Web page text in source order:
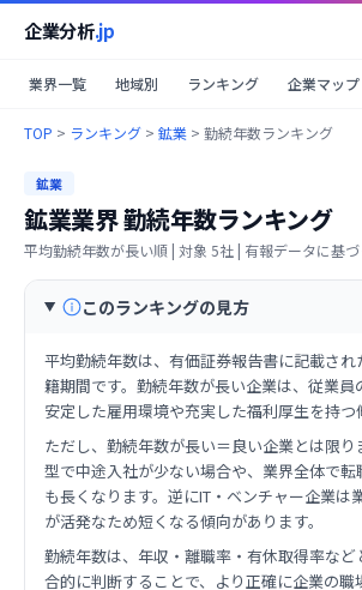
企業分析.jp
業界一覧 地域別 ランキング 企業マップ
TOP > ランキング > 鉱業 > 勤続年数ランキング
鉱業
鉱業業界勤続年数ランキング
平均勤続年数が長い順 | 対象 5社 | 有報データに基づ
このランキングの見方
平均勤続年数は、有価証券報告書に記載さ
籍期間です。勤続年数が長い企業は、従業員
安定した雇用環境や充実した福利厚生を持つ
ただし、勤続年数が長い＝良い企業とは限り
型で中途入社が少ない場合や、業界全体で
も長くなります。逆にIT・ベンチャー企業は
が活発なため短くなる傾向があります。
勤続年数は、年収・離職率・有休取得率な
合的に判断することで、より正確に企業の職